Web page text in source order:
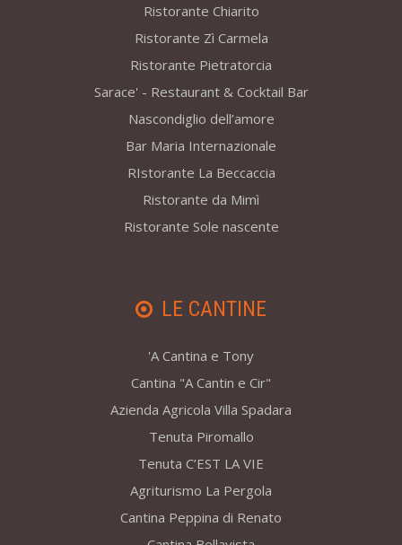
Ristorante Chiarito
Ristorante Zì Carmela
Ristorante Pietratorcia
Sarace' - Restaurant & Cocktail Bar
Nascondiglio dell’amore
Bar Maria Internazionale
RIstorante La Beccaccia
Ristorante da Mimì
Ristorante Sole nascente
LE CANTINE
'A Cantina e Tony
Cantina "A Cantin e Cir"
Azienda Agricola Villa Spadara
Tenuta Piromallo
Tenuta C’EST LA VIE
Agriturismo La Pergola
Cantina Peppina di Renato